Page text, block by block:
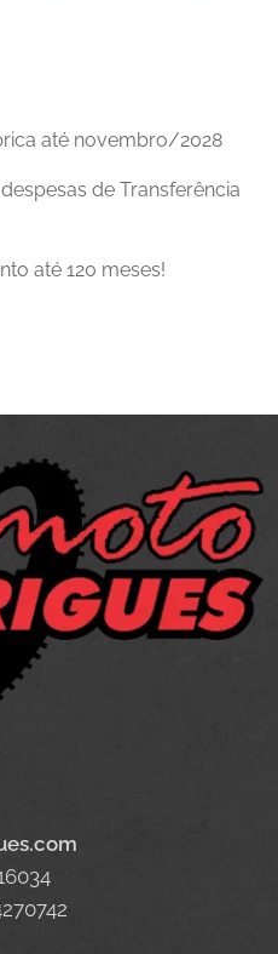
até novembro/2028
de Transferência
até 120 meses!